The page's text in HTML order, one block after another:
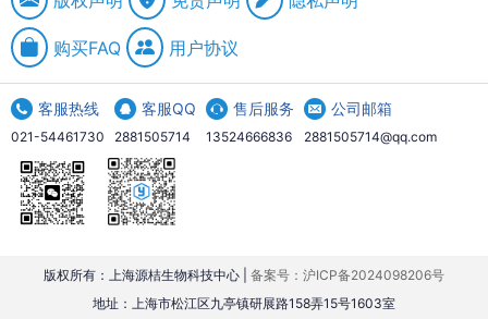
购买FAQ 用户协议
客服热线
021-54461730
客服QQ
2881505714
售后服务
13524666836
公司邮箱
2881505714@qq.com
版权所有：上海源桔生物科技中心 | 备案号：沪ICP备2024098206号
地址：上海市松江区九亭镇研展路158弄15号1603室